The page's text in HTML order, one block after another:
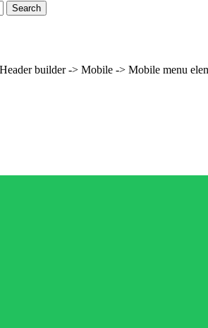
Search
builder -> Mobile -> Mobile menu